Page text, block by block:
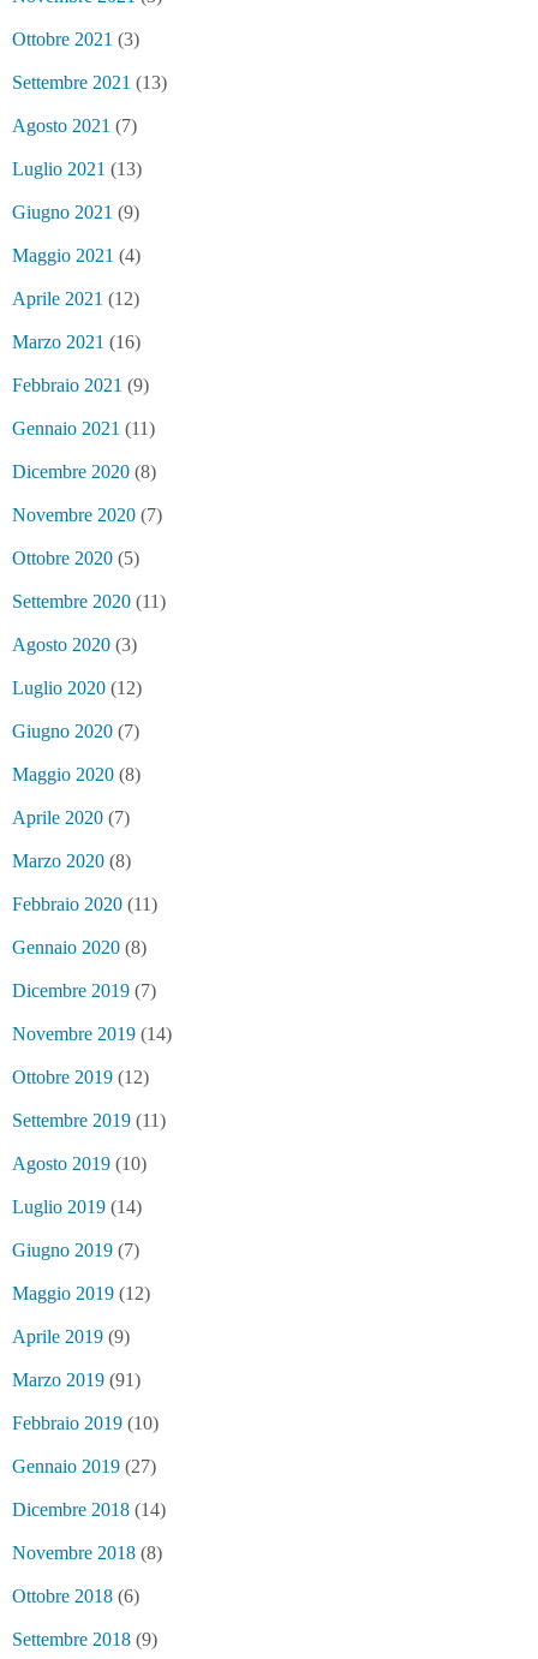
Ottobre 2021 (3)
Settembre 2021 (13)
Agosto 2021 (7)
Luglio 2021 (13)
Giugno 2021 (9)
Maggio 2021 (4)
Aprile 2021 (12)
Marzo 2021 (16)
Febbraio 2021 (9)
Gennaio 2021 (11)
Dicembre 2020 (8)
Novembre 2020 (7)
Ottobre 2020 (5)
Settembre 2020 (11)
Agosto 2020 (3)
Luglio 2020 (12)
Giugno 2020 (7)
Maggio 2020 (8)
Aprile 2020 (7)
Marzo 2020 (8)
Febbraio 2020 (11)
Gennaio 2020 (8)
Dicembre 2019 (7)
Novembre 2019 (14)
Ottobre 2019 (12)
Settembre 2019 (11)
Agosto 2019 (10)
Luglio 2019 (14)
Giugno 2019 (7)
Maggio 2019 (12)
Aprile 2019 (9)
Marzo 2019 (91)
Febbraio 2019 (10)
Gennaio 2019 (27)
Dicembre 2018 (14)
Novembre 2018 (8)
Ottobre 2018 (6)
Settembre 2018 (9)